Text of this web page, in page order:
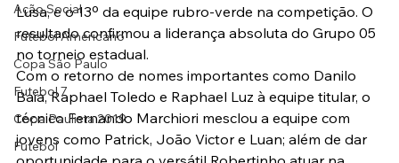
Ação Social
Futebol Americano
Copa São Paulo
Futebol 7
Copa Paulista 2019
Futebol
Lusa, e o 13º da equipe rubro-verde na competição. O
resultado confirmou a liderança absoluta do Grupo 05
no torneio estadual.
Com o retorno de nomes importantes como Danilo
Baia, Raphael Toledo e Raphael Luz à equipe titular, o
técnico Fernando Marchiori mesclou a equipe com
jovens como Patrick, João Victor e Luan; além de dar